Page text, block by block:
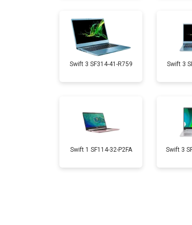
Замена микрофона
Замена кулера
Замена HDMI порта
Замена матрицы
Swift 3 SF314-41-R759 Swift 3
Swift 1 SF114-32-P2FA Swift 3